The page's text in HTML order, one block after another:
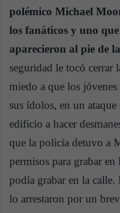
polémico Michael
los fanáticos y uno
aparecieron al pie de
seguridad le tocó cerrar
miedo a que los
sus ídolos, en un
edificio a hacer
que la policía detuvo a
permisos para grabar en
podía grabar en la
lo arrestaron por un